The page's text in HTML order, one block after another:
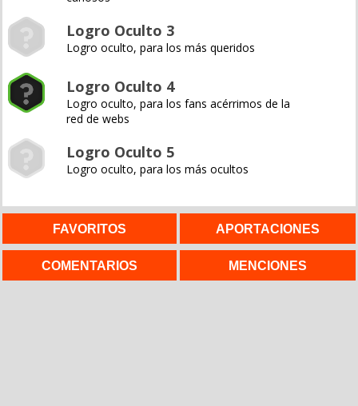
Logro Oculto 3
Logro oculto, para los más queridos
Logro Oculto 4
Logro oculto, para los fans acérrimos de la
red de webs
Logro Oculto 5
Logro oculto, para los más ocultos
FAVORITOS APORTACIONES
COMENTARIOS MENCIONES